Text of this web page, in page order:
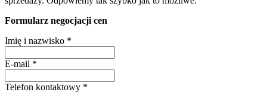
Formularz negocjacji cen
Imię i nazwisko *
E-mail *
Telefon kontaktowy *